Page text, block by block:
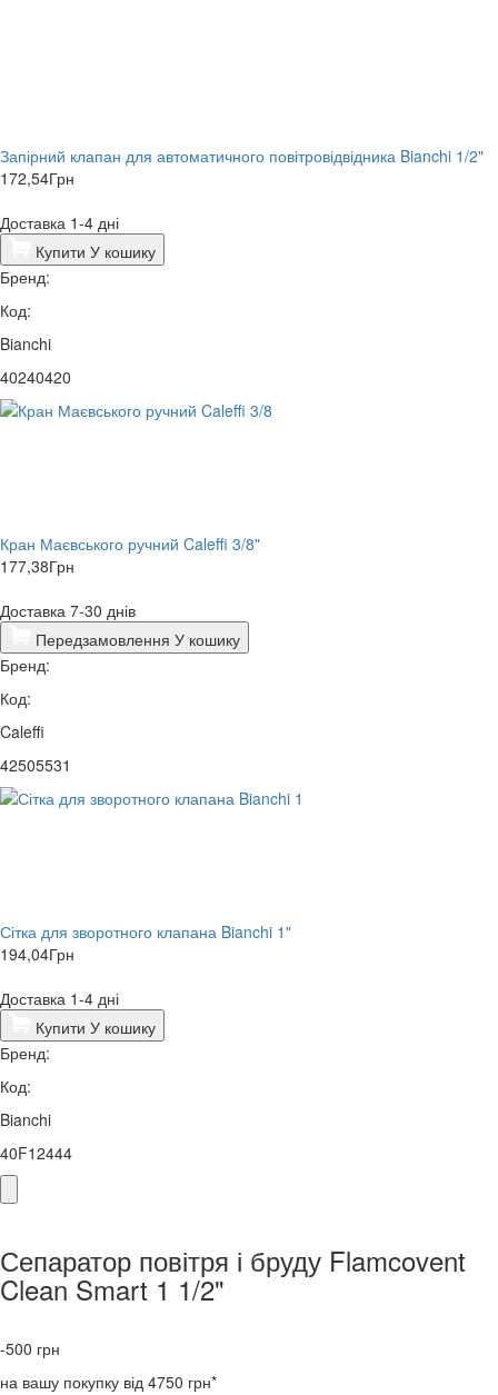
Запірний клапан для автоматичного повітровідвідника Bianchi 1/2"
172,54Грн
Доставка 1-4 дні
Купити У кошику
Бренд:
Код:
Bianchi
40240420
Кран Маєвського ручний Caleffi 3/8"
177,38Грн
Доставка 7-30 днів
Передзамовлення У кошику
Бренд:
Код:
Caleffi
42505531
Сітка для зворотного клапана Bianchi 1"
194,04Грн
Доставка 1-4 дні
Купити У кошику
Бренд:
Код:
Bianchi
40F12444
Сепаратор повітря і бруду Flamcovent
Clean Smart 1 1/2"
-500 грн
на вашу покупку від 4750 грн*